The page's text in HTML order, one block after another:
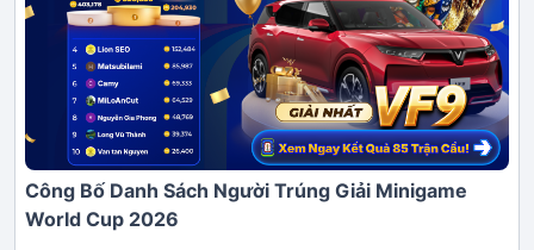
Công Bố Danh Sách Người Trúng Giải Minigame
World Cup 2026